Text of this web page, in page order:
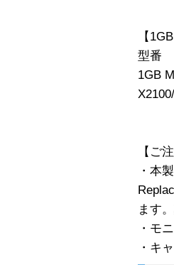
【
型番
1GB
【ご
・本
ます
・モ
・キ